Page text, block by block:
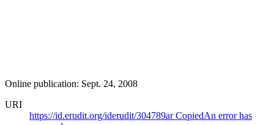
Online publication: Sept. 24, 2008
URI
https://id.erudit.org/iderudit/304789arCopiedAn error has